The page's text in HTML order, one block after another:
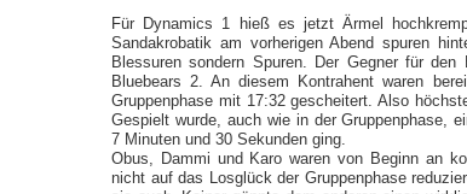
Für Dynamics 1 hieß es jetzt Ärmel
Sandakrobatik am vorherigen Abend spuren
Blessuren sondern Spuren. Der Gegner für
Bluebears 2. An diesem Kontrahent waren
Gruppenphase mit 17:32 gescheitert. Also
Gespielt wurde, auch wie in der Gruppenphase,
7 Minuten und 30 Sekunden ging.
Obus, Dammi und Karo waren von Beginn an
nicht auf das Losglück der Gruppenphase